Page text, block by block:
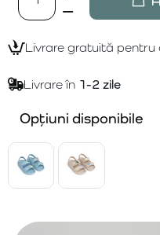
Livrare gratuită pentru
Livrare în 1-2 zile
Opțiuni disponibile